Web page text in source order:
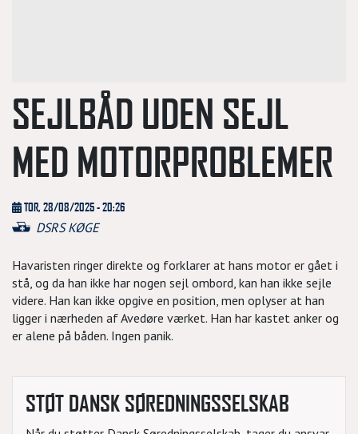
SEJLBÅD UDEN SEJL
MED MOTORPROBLEMER
TOR, 28/08/2025 - 20:26
DSRS KØGE
Havaristen ringer direkte og forklarer at hans motor er gået i
stå, og da han ikke har nogen sejl ombord, kan han ikke sejle
videre. Han kan ikke opgive en position, men oplyser at han
ligger i nærheden af Avedøre værket. Han har kastet anker og
er alene på båden. Ingen panik.
STØT DANSK SØREDNINGSSELSKAB